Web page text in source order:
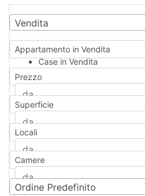
Vendita
Appartamento in Vendita
Case in Vendita
Qualsiasi
Appartamento
Casa indipendente
Casa Semi-indipendente
Attico/Mansarda
Rustico/Casale
Camera d'Albergo
Prezzo
Superficie
Locali
Camere
Ordine Predefinito